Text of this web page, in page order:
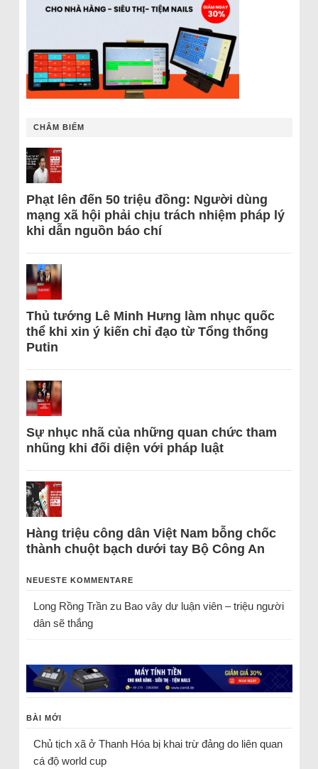
CHÂM BIẾM
Phạt lên đến 50 triệu đồng: Người dùng
mạng xã hội phải chịu trách nhiệm pháp lý
khi dẫn nguồn báo chí
Thủ tướng Lê Minh Hưng làm nhục quốc
thể khi xin ý kiến chỉ đạo từ Tổng thống
Putin
Sự nhục nhã của những quan chức tham
nhũng khi đối diện với pháp luật
Hàng triệu công dân Việt Nam bỗng chốc
thành chuột bạch dưới tay Bộ Công An
NEUESTE KOMMENTARE
Long Rồng Trầnzu Bao vây dư luận viên – triệu người
dân sẽ thắng
BÀI MỚI
Chủ tịch xã ở Thanh Hóa bị khai trừ đảng do liên quan
cá độ world cup